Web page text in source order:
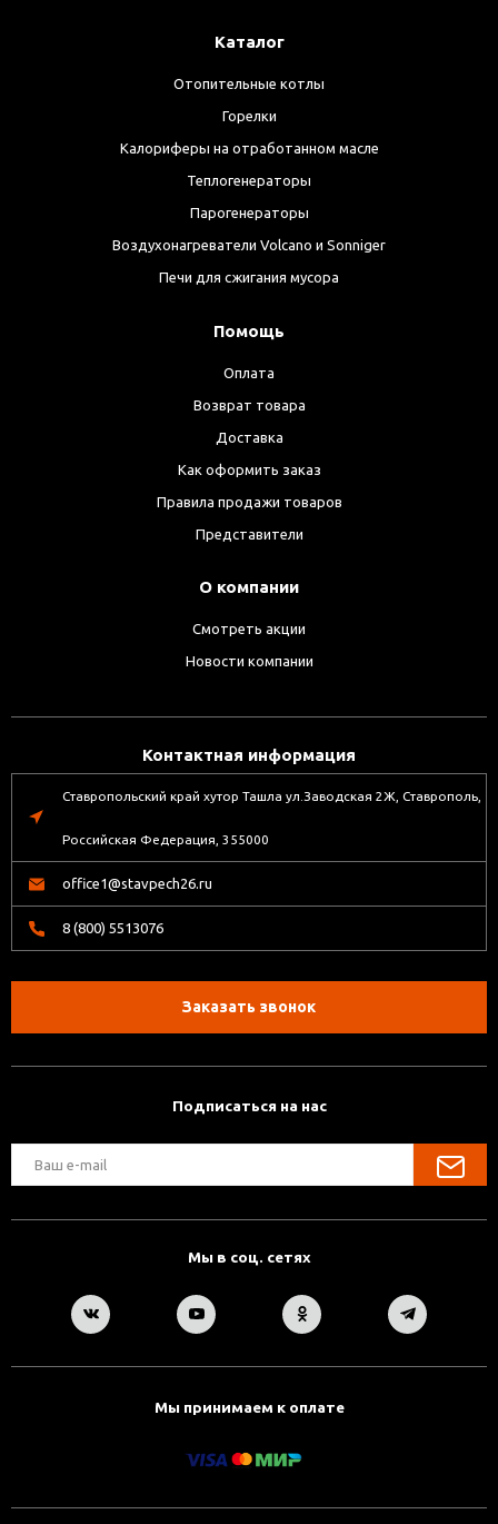
Каталог
Отопительные котлы
Горелки
Калориферы на отработанном масле
Теплогенераторы
Парогенераторы
Воздухонагреватели Volcano и Sonniger
Печи для сжигания мусора
Помощь
Оплата
Возврат товара
Доставка
Как оформить заказ
Правила продажи товаров
Представители
О компании
Смотреть акции
Новости компании
Контактная информация
Ставропольский край хутор Ташла ул.Заводская 2Ж, Ставрополь,
Российская Федерация, 355000
office1@stavpech26.ru
8 (800) 5513076
Заказать звонок
Подписаться на нас
Мы в соц. сетях
Мы принимаем к оплате